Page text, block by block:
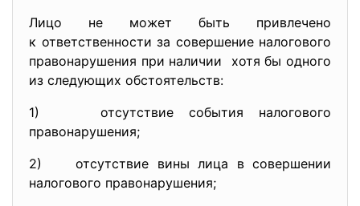
Лицо не может быть привлечено
к ответственности за совершение налогового
правонарушения при наличии хотя бы одного
из следующих обстоятельств:
1) отсутствие события налогового
правонарушения;
2) отсутствие вины лица в совершении
налогового правонарушения;